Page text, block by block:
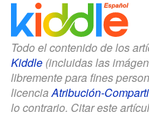
Todo el contenido de los
Kiddle (incluidas las
libremente para fines
licenciaAtribución-
lo contrario. Citar este